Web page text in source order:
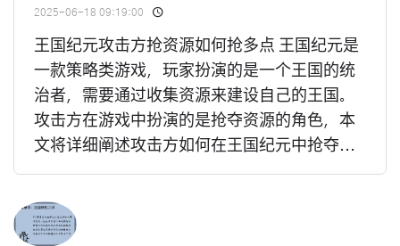
2025-06-18 09:19:00
王国纪元攻击方抢资源如何抢多点 王国纪元是
一款策略类游戏，玩家扮演的是一个王国的统
治者，需要通过收集资源来建设自己的王国。
攻击方在游戏中扮演的是抢夺资源的角色，本
文将详细阐述攻击方如何在王国纪元中抢夺...